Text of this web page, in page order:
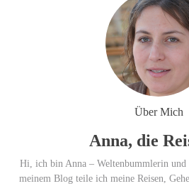
Flachste
Weltzeituhr
Best of the
Glashütte
Punkten.
Über Mich
Anna, die
Hi, ich bin Anna – Weltenbummlerin und
meinem Blog teile ich meine Reisen,